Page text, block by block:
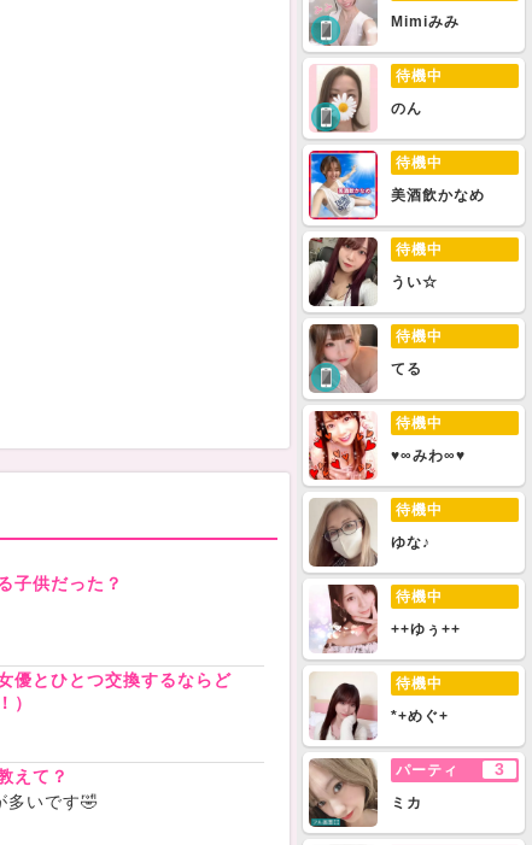
子供だった？
優とひとつ交換するならど
）
えて？
多いです🤣
Mimiみみ
待機中
のん
待機中
美酒飲かなめ
待機中
うい☆
待機中
てる
待機中
♥∞みわ∞♥
待機中
ゆな♪
待機中
++ゆぅ++
待機中
*+めぐ+
パーティ 3
ミカ